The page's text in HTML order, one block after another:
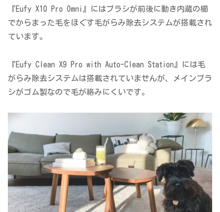
『Eufy X10 Pro Omni』にはブラシが前後に動き内蔵の櫛
でからまった毛をほぐす毛がらみ除去システムが搭載され
ています。
『Eufy Clean X9 Pro with Auto-Clean Station』には毛
がらみ除去システムは搭載されていませんが、メインブラ
シがゴム製なので毛が絡みにくいです。